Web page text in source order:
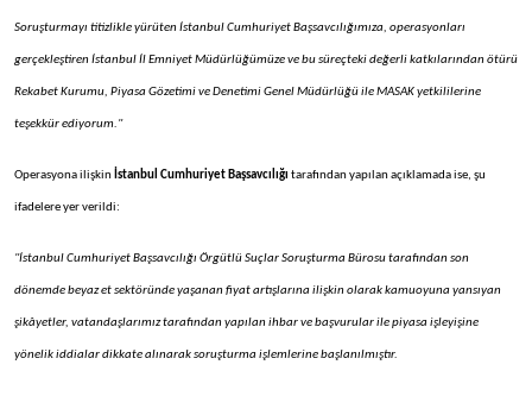
Soruşturmayı titizlikle yürüten İstanbul Cumhuriyet Başsavcılığımıza, operasyonları
gerçekleştiren İstanbul İl Emniyet Müdürlüğümüze ve bu süreçteki değerli katkılarından ötürü
Rekabet Kurumu, Piyasa Gözetimi ve Denetimi Genel Müdürlüğü ile MASAK yetkililerine
teşekkür ediyorum."
Operasyona ilişkin İstanbul Cumhuriyet Başsavcılığı tarafından yapılan açıklamada ise, şu
ifadelere yer verildi:
"İstanbul Cumhuriyet Başsavcılığı Örgütlü Suçlar Soruşturma Bürosu tarafından son
dönemde beyaz et sektöründe yaşanan fiyat artışlarına ilişkin olarak kamuoyuna yansıyan
şikâyetler, vatandaşlarımız tarafından yapılan ihbar ve başvurular ile piyasa işleyişine
yönelik iddialar dikkate alınarak soruşturma işlemlerine başlanılmıştır.